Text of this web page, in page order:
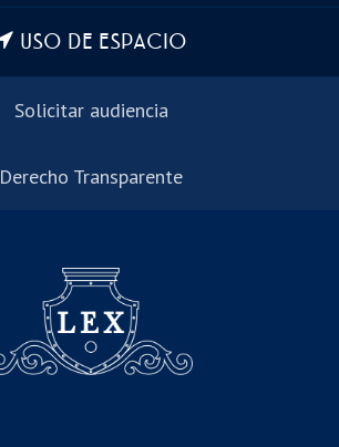
USO DE ESPACIO
Solicitar audiencia
Derecho Transparente